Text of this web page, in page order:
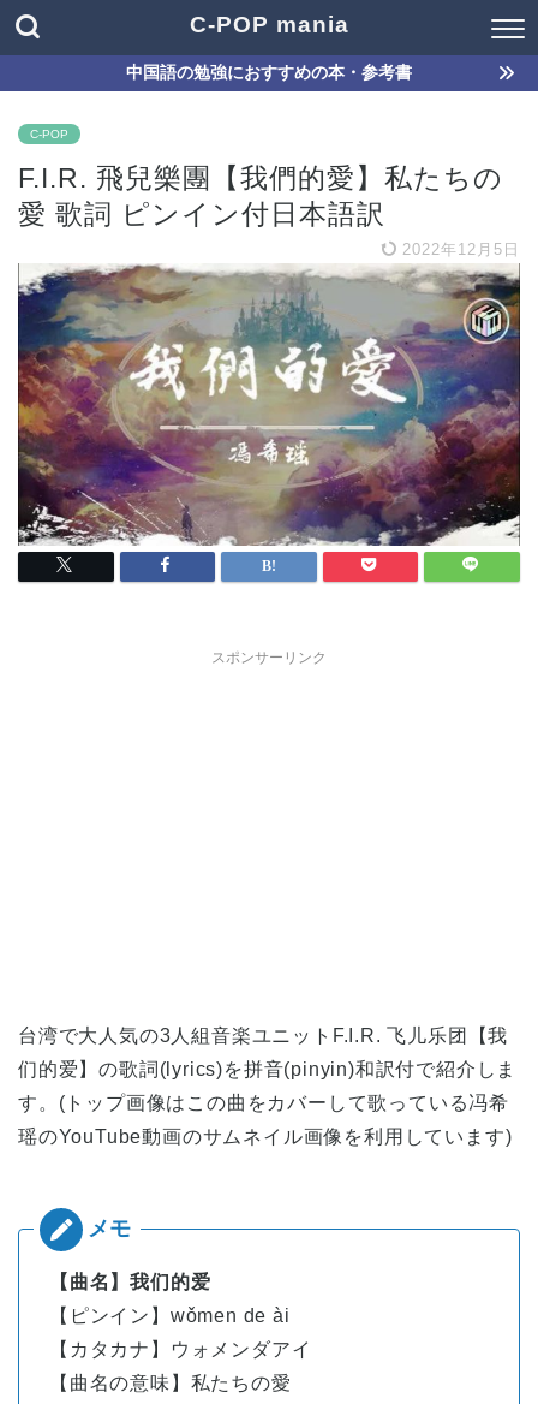
C-POP mania
中国語の勉強におすすめの本・参考書
C-POP
F.I.R. 飛兒樂團【我們的愛】私たちの
愛 歌詞 ピンイン付日本語訳
2022年12月5日
スポンサーリンク
台湾で大人気の3人組音楽ユニットF.I.R. 飞儿乐团【我
们的爱】の歌詞(lyrics)を拼音(pinyin)和訳付で紹介しま
す。(トップ画像はこの曲をカバーして歌っている冯希
瑶のYouTube動画のサムネイル画像を利用しています)
【曲名】我们的爱
【ピンイン】wǒmen de ài
【カタカナ】ウォメンダアイ
【曲名の意味】私たちの愛